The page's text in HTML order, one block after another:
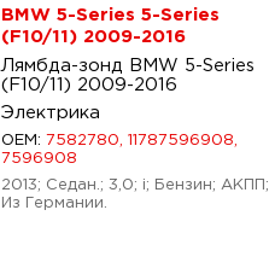
BMW 5-Series 5-Series
(F10/11) 2009-2016
Лямбда-зонд BMW 5-Series
(F10/11) 2009-2016
Электрика
OEM:
7582780, 11787596908,
7596908
2013; Седан.; 3,0; i; Бензин; АКПП;
Из Германии.